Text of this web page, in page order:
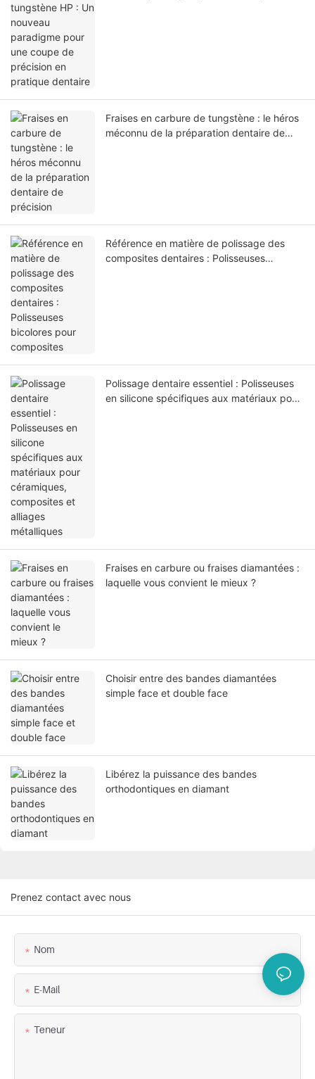
Fraises en carbure de tungstène : le héros
méconnu de la préparation dentaire de
Référence en matière de polissage des
composites dentaires : Polisseuses
Polissage dentaire essentiel : Polisseuses
en silicone spécifiques aux matériaux pour
Fraises en carbure ou fraises diamantées :
laquelle vous convient le mieux ?
Choisir entre des bandes diamantées
simple face et double face
Libérez la puissance des bandes
orthodontiques en diamant
Prenez contact avec nous
Nom
E-Mail
Teneur